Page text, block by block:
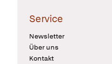
Service
Newsletter
Über uns
Kontakt